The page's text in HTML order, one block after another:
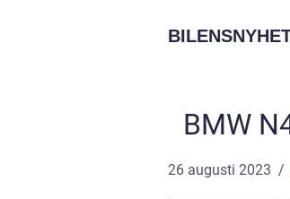
BMW
26 augusti 2023